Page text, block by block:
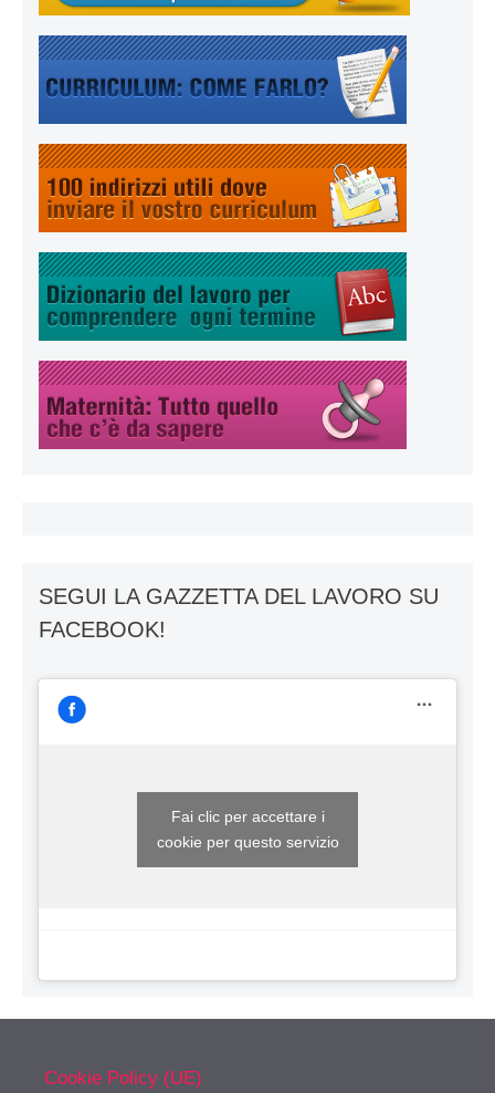
SEGUI LA GAZZETTA DEL LAVORO SU
FACEBOOK!
Fai clic per accettare i
cookie per questo servizio
Cookie Policy (UE)